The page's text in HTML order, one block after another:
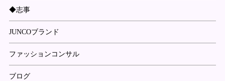
◆志事
JUNCOブランド
ファッションコンサル
ブログ